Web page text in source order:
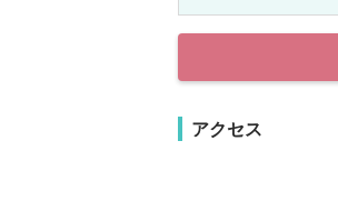
アクセス